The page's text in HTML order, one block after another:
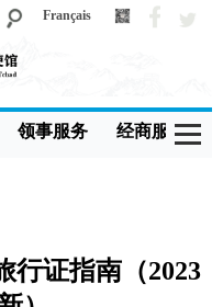
Français
领事服务 经商服务
行证指南（2023